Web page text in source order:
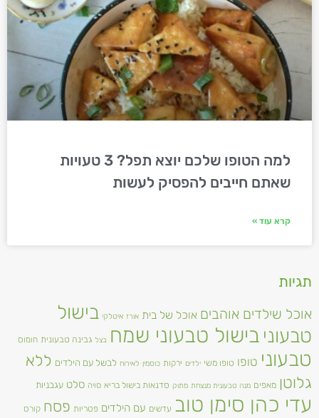
למה הטופו שלכם יוצא תפל? 3 טעויות
שאתם חייבים להפסיק לעשות
קרא עוד »
תגיות
אוכל שילדים אוהבים אוכל של בית אורז איטלקי בישול
טבעוני בישול טבעוני שמח בצל גבינה טבעונית חומוס
טבעוני טופו טופו משי ילדים ירקות כוסמין לאירוח לבשל עם הילדים ללא
גלוטן מאפים מנה טבעונית מנצחת מתוק סדנאות בישול בריא סויה סלט עגבניות
עדי כהן סימן טוב עדשים עם הילדים פטריות פסח קורס